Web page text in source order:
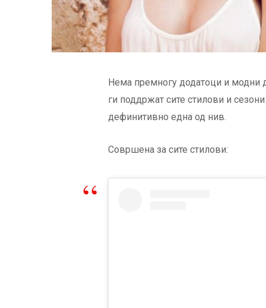
Нема премногу додатоци и модни
ги поддржат сите стилови и
дефинитивно една од нив.
Совршена за сите стилови: